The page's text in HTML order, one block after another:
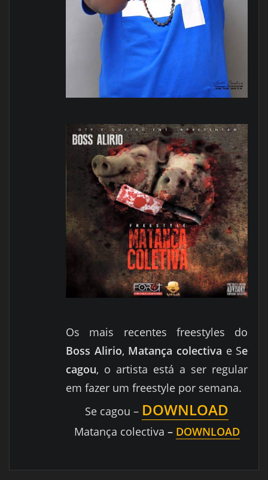
Os mais recentes freestyles do
Boss Alirio, Matança colectiva e Se
cagou, o artista está a ser regular
em fazer um freestyle por semana.
Se cagou – DOWNLOAD
Matança colectiva – DOWNLOAD